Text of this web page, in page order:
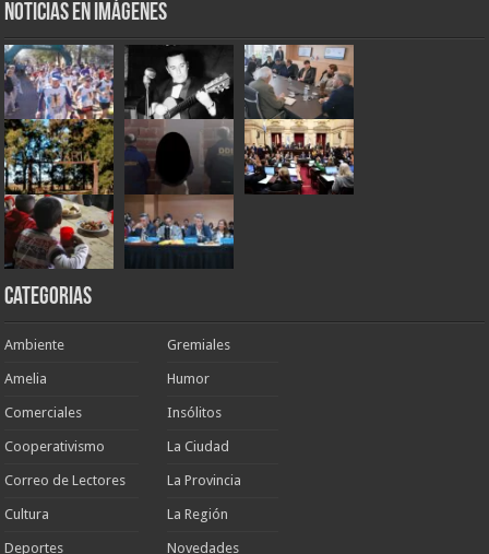
Noticias en Imágenes
Categorias
Ambiente
Amelia
Comerciales
Cooperativismo
Correo de Lectores
Cultura
Deportes
Gremiales
Humor
Insólitos
La Ciudad
La Provincia
La Región
Novedades